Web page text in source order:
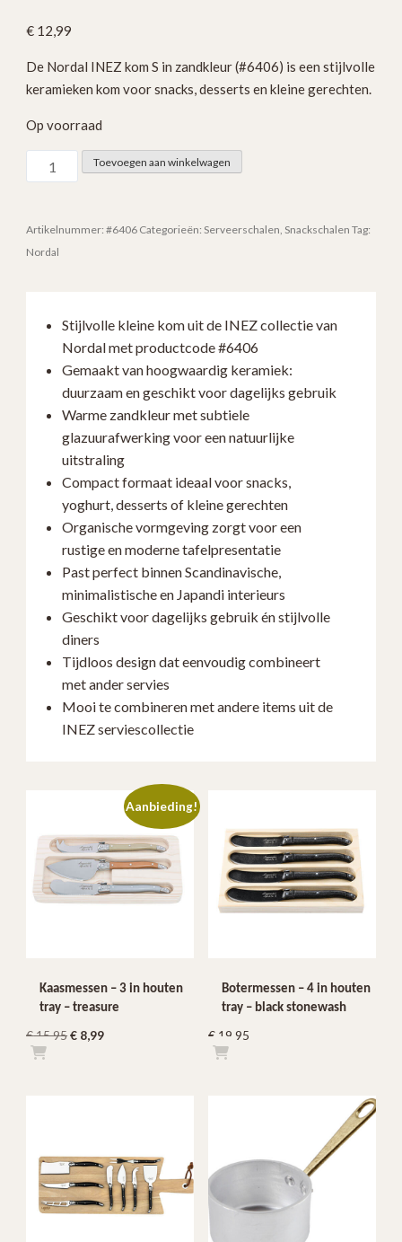
€ 12,99
De Nordal INEZ kom S in zandkleur (#6406) is een stijlvolle
keramieken kom voor snacks, desserts en kleine gerechten.
Op voorraad
Nordal
INEZ
S
Zand
Keramiek
Scandinavisch
Design
Toevoegen aan winkelwagen
Artikelnummer:#6406 Categorieën: Serveerschalen, Snackschalen Tag:
Nordal
Stijlvolle kleine kom uit de INEZ collectie van
Nordal met productcode #6406
Gemaakt van hoogwaardig keramiek:
duurzaam en geschikt voor dagelijks gebruik
Warme zandkleur met subtiele
glazuurafwerking voor een natuurlijke
uitstraling
Compact formaat ideaal voor snacks,
yoghurt, desserts of kleine gerechten
Organische vormgeving zorgt voor een
rustige en moderne tafelpresentatie
Past perfect binnen Scandinavische,
minimalistische en Japandi interieurs
Geschikt voor dagelijks gebruik én stijlvolle
diners
Tijdloos design dat eenvoudig combineert
met ander servies
Mooi te combineren met andere items uit de
INEZ serviescollectie
Aanbieding!
Kaasmessen – 3 in houten
tray – treasure
€15,95Oorspronkelijke
€ 8,99Huidige
Botermessen – 4 in houten
tray – black stonewash
€19,95